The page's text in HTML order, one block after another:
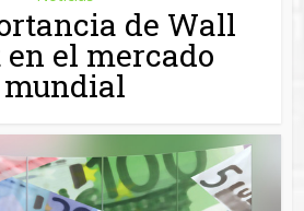
Noticias
es el DFI?
Buscar